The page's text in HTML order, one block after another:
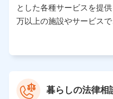
当社は株式会社NTTドコモ
人データを共同利用します
氏名、電話番号、メールアド
性、連絡先、dポイントサービ
とした各種サービスを提
万以上の施設やサービスで
暮らしの法律相